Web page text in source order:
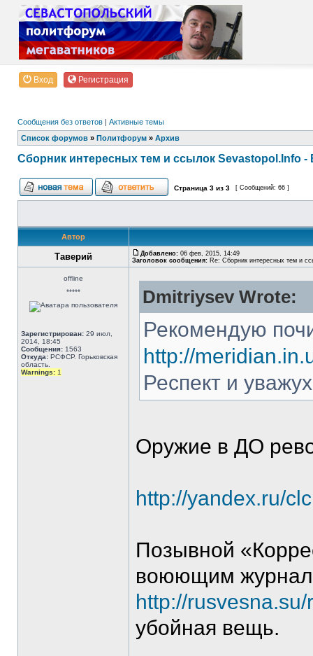
Вход Регистрация
Сообщения без ответов | Активные темы
Список форумов » Политфорум » Архив
Сборник интересных тем и ссылок Sevastopol.Info -
Страница 3 из 3 [ Сообщений: 66 ]
Автор
Таверий Добавлено: 06 фев, 2015, 14:49
Заголовок сообщения: Re: Сборник интересных тем и
offline
*****
Зарегистрирован: 29 июл,
2014, 18:45
Сообщения: 1563
Откуда: РСФСР. Горьковская
область.
Warnings: 1
Dmitriysev Wrote:
Рекомендую
http://
Респект и
Оружие в ДО
http://yandex.ru/
Позывной
воюющим
http://
убойная вещь.